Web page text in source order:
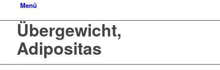
Menü
Übergewicht,
Adipositas